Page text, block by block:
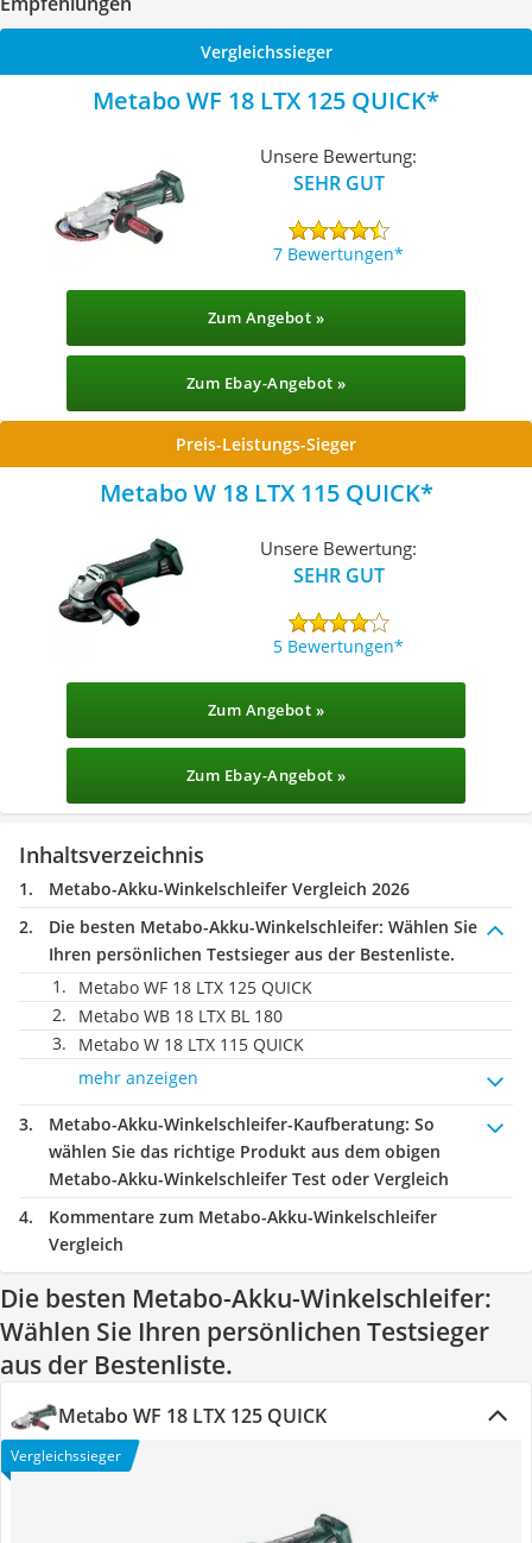
Vergleichssieger
Metabo WF 18 LTX 125 QUICK
Unsere Bewertung:
SEHR GUT
7 Bewertungen
Zum Angebot »
Zum Ebay-Angebot »
Preis-Leistungs-Sieger
Metabo W 18 LTX 115 QUICK
Unsere Bewertung:
SEHR GUT
5 Bewertungen
Zum Angebot »
Zum Ebay-Angebot »
Inhaltsverzeichnis
Metabo-Akku-Winkelschleifer Vergleich 2026
Die besten Metabo-Akku-Winkelschleifer: Wählen Sie
Ihren persönlichen Testsieger aus der Bestenliste.
Metabo WF 18 LTX 125 QUICK
Metabo WB 18 LTX BL 180
Metabo W 18 LTX 115 QUICK
mehr anzeigen
Metabo-Akku-Winkelschleifer-Kaufberatung: So
wählen Sie das richtige Produkt aus dem obigen
Metabo-Akku-Winkelschleifer Test oder Vergleich
Kommentare zum Metabo-Akku-Winkelschleifer
Vergleich
Die besten Metabo-Akku-Winkelschleifer:
Wählen Sie Ihren persönlichen Testsieger
aus der Bestenliste.
Metabo WF 18 LTX 125 QUICK
Vergleichssieger